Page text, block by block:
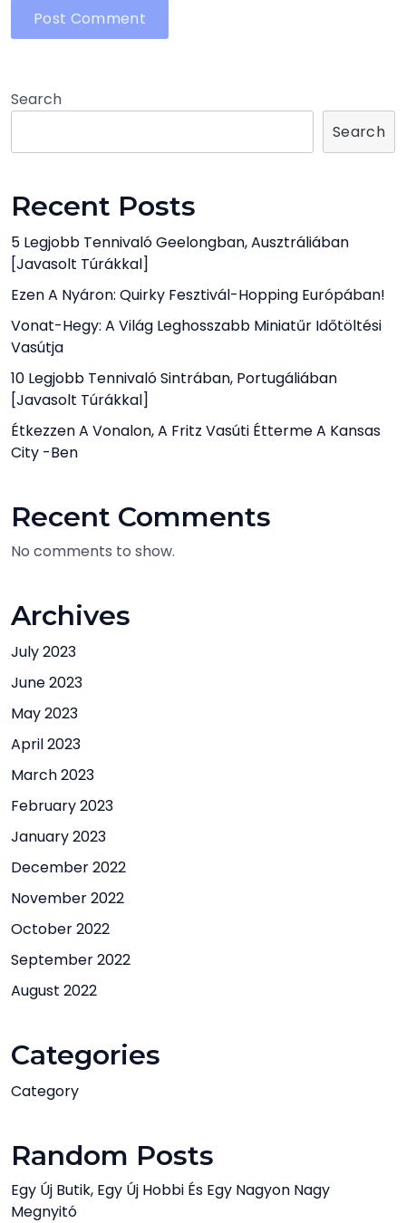
Search
Search
Recent Posts
5 Legjobb Tennivaló Geelongban, Ausztráliában
[javasolt Túrákkal]
Ezen A Nyáron: Quirky Fesztivál-Hopping Európában!
Vonat-Hegy: A Világ Leghosszabb Miniatűr Időtöltési
Vasútja
10 Legjobb Tennivaló Sintrában, Portugáliában
[javasolt Túrákkal]
Étkezzen A Vonalon, A Fritz Vasúti Étterme A Kansas
City -ben
Recent Comments
No comments to show.
Archives
July 2023
June 2023
May 2023
April 2023
March 2023
February 2023
January 2023
December 2022
November 2022
October 2022
September 2022
August 2022
Categories
Category
Random Posts
Egy Új Butik, Egy Új Hobbi És Egy Nagyon Nagy
Megnyitó